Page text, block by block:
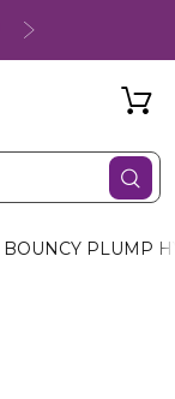
BOUNCY PLUMP